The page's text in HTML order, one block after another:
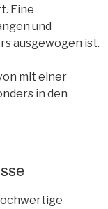
Eine
und
ausgewogen ist.
mit einer
in den